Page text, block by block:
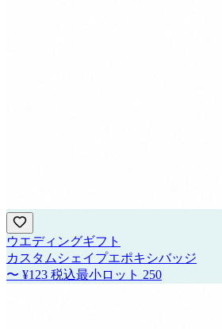
ウエディングギフト
カスタムシェイプエポキシバッジ
〜 ¥123 税込最小ロット 250